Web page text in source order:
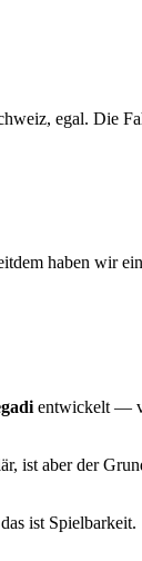
egal. Die
haben wir
entwickelt —
ist aber der
ist Spielbarkeit.